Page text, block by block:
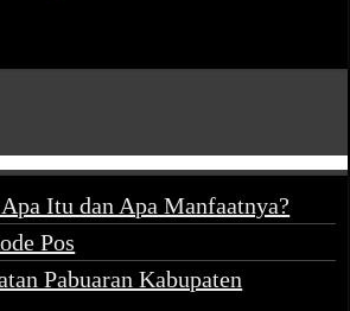
Itu dan Apa Manfaatnya?
Pos
Pabuaran Kabupaten